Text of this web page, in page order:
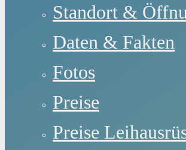
Standort &
Daten & Fakten
Fotos
Preise
Preise